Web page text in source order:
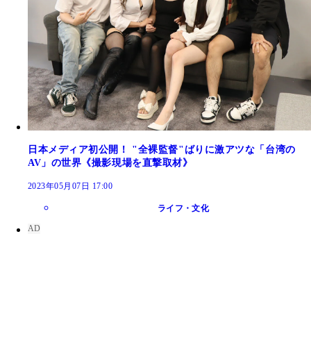
日本メディア初公開！ "全裸監督"ばりに激アツな「台湾の
AV」の世界《撮影現場を直撃取材》
2023年05月07日 17:00
ライフ・文化